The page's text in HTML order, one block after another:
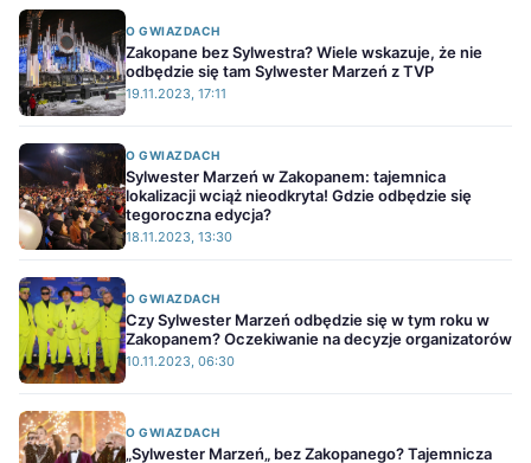
O GWIAZDACH
Zakopane bez Sylwestra? Wiele wskazuje, że nie
odbędzie się tam Sylwester Marzeń z TVP
19.11.2023, 17:11
O GWIAZDACH
Sylwester Marzeń w Zakopanem: tajemnica
lokalizacji wciąż nieodkryta! Gdzie odbędzie się
tegoroczna edycja?
18.11.2023, 13:30
O GWIAZDACH
Czy Sylwester Marzeń odbędzie się w tym roku w
Zakopanem? Oczekiwanie na decyzje organizatorów
10.11.2023, 06:30
O GWIAZDACH
„Sylwester Marzeń„ bez Zakopanego? Tajemnicza